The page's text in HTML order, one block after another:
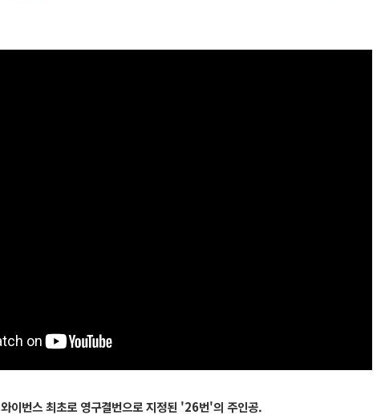
와이번스 최초로 영구결번으로 지정된 '26번'의 주인공.